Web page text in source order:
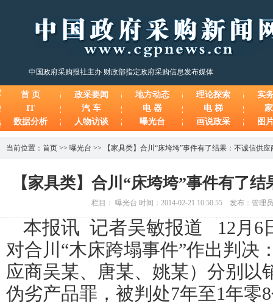
中国政府采购报社主办 财政部指定政府采购信息发布媒体
首 页 政采要闻 地方动态 理论探索
实
IT
汽 车 电 器 电 梯
数据分析
人物访谈 曝光台 画说政采 图
当前位置： 首页 >> 曝光台 >> 【家具类】合川“床垮垮”事件有了结果：不诚信供
【家具类】合川“床垮垮”事件有了
栏目： 曝光台 时间：2014-02-21 10:50:55 发布：管理
本报讯 记者吴敏报道 12月6
对合川“木床跨塌事件”作出判决
应商吴某、唐某、姚某）分别以
伪劣产品罪，被判处7年至1年零